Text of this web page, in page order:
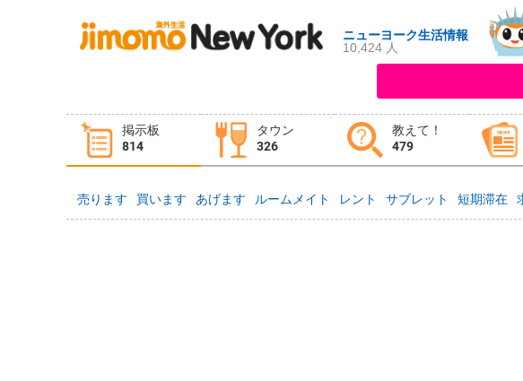
ニューヨーク生活情報
10,424 人
掲示板
814
タウン
326
教えて！
479
タウン情報 教えて！
イベント 求人
売ります 買います あげます ルームメイト レント サブレット 短期滞在